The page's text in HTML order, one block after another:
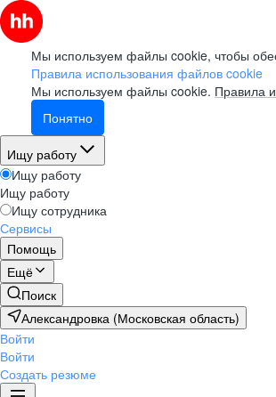
Мы используем файлы cookie, чтобы
Правила использования файлов cookie
Мы используем файлы cookie. Правила
Понятно
Ищу работу
Ищу работу
Ищу работу
Ищу сотрудника
Сервисы
Помощь
Ещё
Поиск
Александровка (Московская область)
Войти
Войти
Создать резюме